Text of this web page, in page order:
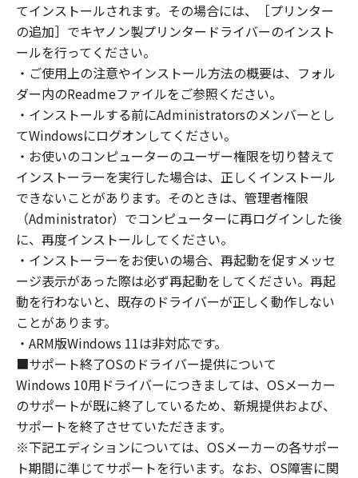
なお、「許諾ソフトウェア」には、本契約の各
条項が適用されない第三者のライブラリ、ソフ
トウェア、モジュール等（以下「第三者ソフト
ウェア」といいます。）が含まれる場合があり
ます。かかる「第三者ソフトウェア」の使用条
件は、本契約の末尾、「許諾ソフトウェア」に
関連するマニュアル等の資料、または「許諾ソ
フトウェア」内に記載されていますのでご確認
ください。
１．権利の留保
(1) 「許諾ソフトウェア」に関する著作権を含
む一切の権利は、キヤノンまたはキヤノンのラ
イセンサーに帰属します。
(2) 本契約に明示的に定める場合を除き、キヤノ
ンおよびキヤノンのライセンサーのいかなる知
的財産権も、明示たると黙示たるとを問わず、
お客様に譲渡または許諾されるものではありま
せん。
(3) お客様は、「印刷物」（以下に定義しま
す。）その他「許諾ソフトウェア」の複製物を
含む「許諾ソフトウェア」に含まれるキヤノン
またはキヤノンのライセンサーの著作権表示を
変更、除去または削除してはなりません。
てインストールされます。その場合には、［プリンター
の追加］でキヤノン製プリンタードライバーのインスト
ールを行ってください。
・ご使用上の注意やインストール方法の概要は、フォル
ダー内のReadmeファイルをご参照ください。
・インストールする前にAdministratorsのメンバーとし
てWindowsにログオンしてください。
・お使いのコンピューターのユーザー権限を切り替えて
インストーラーを実行した場合は、正しくインストール
できないことがあります。そのときは、管理者権限
（Administrator）でコンピューターに再ログインした後
に、再度インストールしてください。
・インストーラーをお使いの場合、再起動を促すメッセ
ージ表示があった際は必ず再起動をしてください。再起
動を行わないと、既存のドライバーが正しく動作しない
ことがあります。
・ARM版Windows 11は非対応です。
■サポート終了OSのドライバー提供について
Windows 10用ドライバーにつきましては、OSメーカー
のサポートが既に終了しているため、新規提供および、
サポートを終了させていただきます。
※下記エディションについては、OSメーカーの各サポー
ト期間に準じてサポートを行います。なお、OS障害に関